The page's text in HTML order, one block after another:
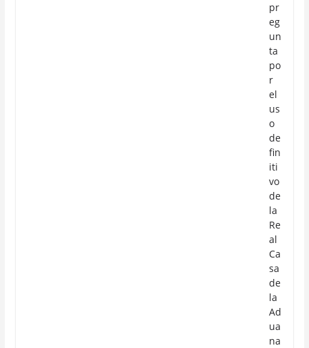
pr
eg
un
ta
po
r
el
us
o
de
fin
iti
vo
de
la
Re
al
Ca
sa
de
la
Ad
ua
na